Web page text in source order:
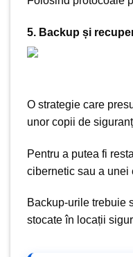
5. Backup și
O strategie care
unor copii de
Pentru a putea fi
cibernetic sau a unei
Backup-urile trebuie
stocate în locații